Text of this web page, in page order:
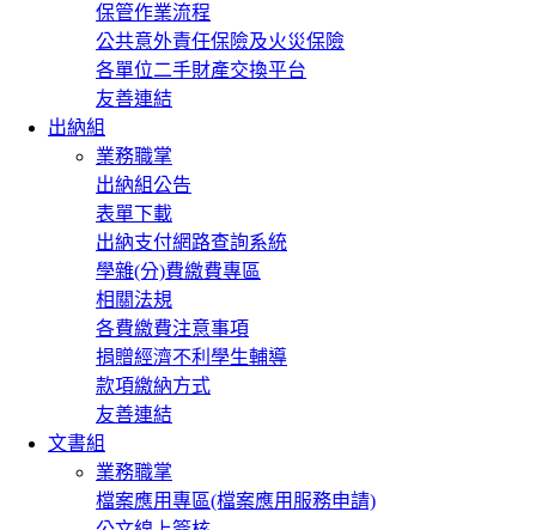
保管作業流程
公共意外責任保險及火災保險
各單位二手財產交換平台
友善連結
出納組
業務職掌
出納組公告
表單下載
出納支付網路查詢系統
學雜(分)費繳費專區
相關法規
各費繳費注意事項
捐贈經濟不利學生輔導
款項繳納方式
友善連結
文書組
業務職掌
檔案應用專區(檔案應用服務申請)